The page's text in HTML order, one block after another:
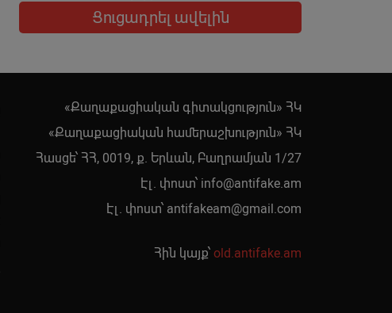
Ցուցադրել ավելին
«Քաղաքացիական գիտակցություն» ՀԿ
«Քաղաքացիական համերաշխություն» ՀԿ
Հասցե՝ ՀՀ, 0019, ք. Երևան, Բաղրամյան 1/27
Էլ. փոստ՝ info@antifake.am
Էլ. փոստ՝ antifakeam@gmail.com
Հին կայք՝ old.antifake.am